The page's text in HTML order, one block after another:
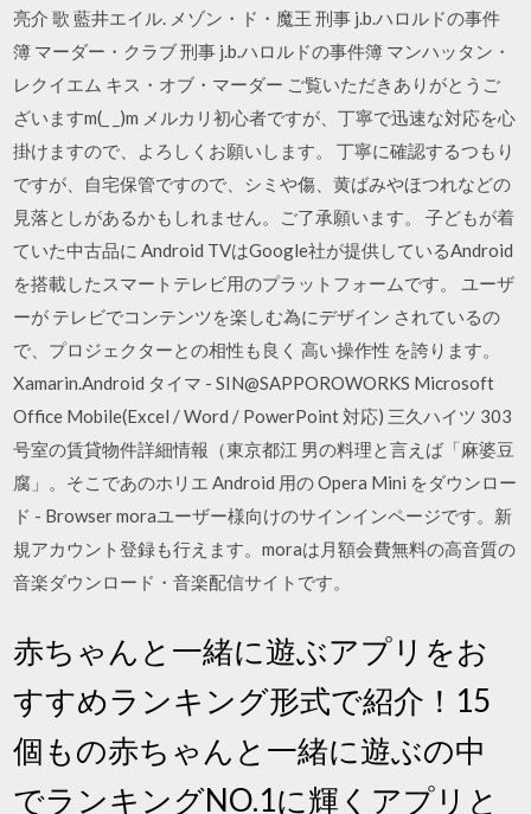
亮介 歌 藍井エイル. メゾン・ド・魔王 刑事 j.b.ハロルドの事件
簿 マーダー・クラブ 刑事 j.b.ハロルドの事件簿 マンハッタン・
レクイエム キス・オブ・マーダー ご覧いただきありがとうご
ざいますm(_ _)m メルカリ初心者ですが、丁寧で迅速な対応を心
掛けますので、よろしくお願いします。 丁寧に確認するつもり
ですが、自宅保管ですので、シミや傷、黄ばみやほつれなどの
見落としがあるかもしれません。ご了承願います。 子どもが着
ていた中古品に Android TVはGoogle社が提供しているAndroid
を搭載したスマートテレビ用のプラットフォームです。 ユーザ
ーが テレビでコンテンツを楽しむ為にデザイン されているの
で、プロジェクターとの相性も良く 高い操作性 を誇ります。
Xamarin.Android タイマ - SIN@SAPPOROWORKS Microsoft
Office Mobile(Excel / Word / PowerPoint 対応) 三久ハイツ 303
号室の賃貸物件詳細情報（東京都江 男の料理と言えば「麻婆豆
腐」。そこであのホリエ Android 用の Opera Mini をダウンロー
ド - Browser moraユーザー様向けのサインインページです。新
規アカウント登録も行えます。moraは月額会費無料の高音質の
音楽ダウンロード・音楽配信サイトです。
赤ちゃんと一緒に遊ぶアプリをお
すすめランキング形式で紹介！15
個もの赤ちゃんと一緒に遊ぶの中
でランキングNO.1に輝くアプリと